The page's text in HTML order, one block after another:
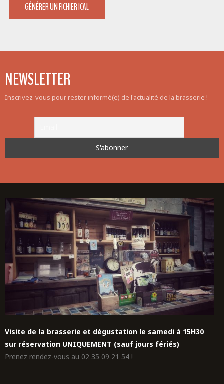
GÉNÉRER UN FICHIER ICAL
NEWSLETTER
Inscrivez-vous pour rester informé(e) de l'actualité de la brasserie !
Visite de la brasserie et dégustation le samedi à 15H30
sur réservation UNIQUEMENT (sauf jours fériés)
Prenez rendez-vous au 02 35 09 21 54 !